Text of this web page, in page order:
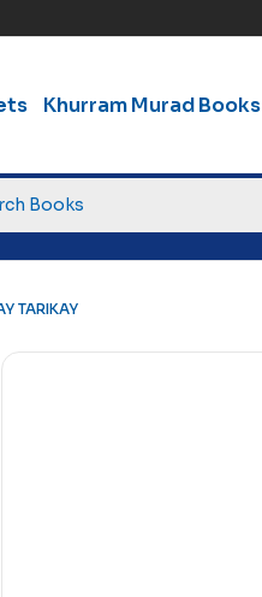
Khurram Murad Books
TARIKAY